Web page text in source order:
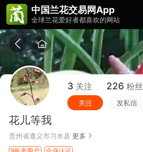
中国兰花交易网App
全球兰花爱好者都喜欢的网站
中国兰花交易网App
全球兰花爱好者都喜欢的网站
3 关注 226 粉丝
关注 发私信
花儿等我
贵州省遵义市习水县 更多